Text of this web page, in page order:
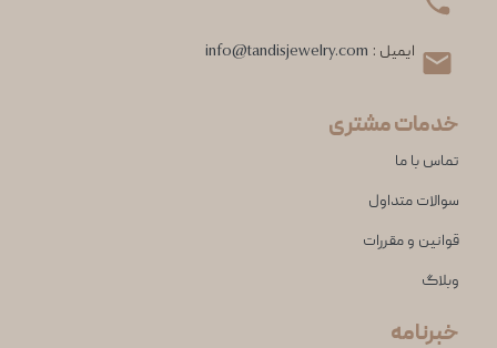
ایمیل : info@tandisjewelry.com
خدمات مشتری
تماس با ما
سوالات متداول
قوانین و مقررات
وبلاگ
خبرنامه